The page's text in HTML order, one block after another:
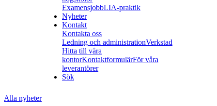
ExamensjobbLIA-praktik
Nyheter
Kontakt
Kontakta oss
Ledning och administrationVerkstad
Hitta till våra
kontorKontaktformulärFör våra
leverantörer
Sök
Alla nyheter